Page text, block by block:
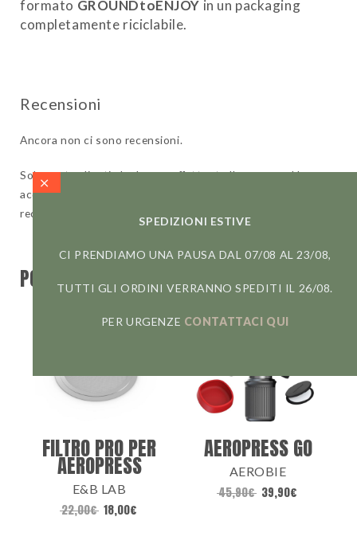
formato GROUNDtoENJOY in un packaging
completamente riciclabile.
Ancora non ci sono recensioni.
Solamente clienti che hanno effettuato l'accesso ed hanno
acquistato questo prodotto possono lasciare una
recensione.
POTREBBERO INTERESSARTI ANCHE...
FILTRO PRO PER
AEROPRESS
E&B LAB
22,00€ 18,00€
AEROPRESS GO
AEROBIE
45,90€ 39,90€
SPEDIZIONI ESTIVE
CI PRENDIAMO UNA PAUSA DAL 07/08 AL 23/08,
TUTTI GLI ORDINI VERRANNO SPEDITI IL 26/08.
PER URGENZE CONTATTACI QUI